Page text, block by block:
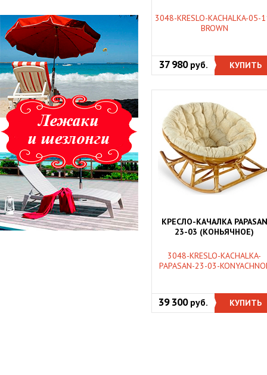
3048-KRESLO-KACHALKA-05-
BROWN
37 980 руб. КУПИТЬ
КРЕСЛО-КАЧАЛКА PAPASAN
23-03 (КОНЬЯЧНОЕ)
3048-KRESLO-KACHALKA-
PAPASAN-23-03-
39 300 руб. КУПИТЬ